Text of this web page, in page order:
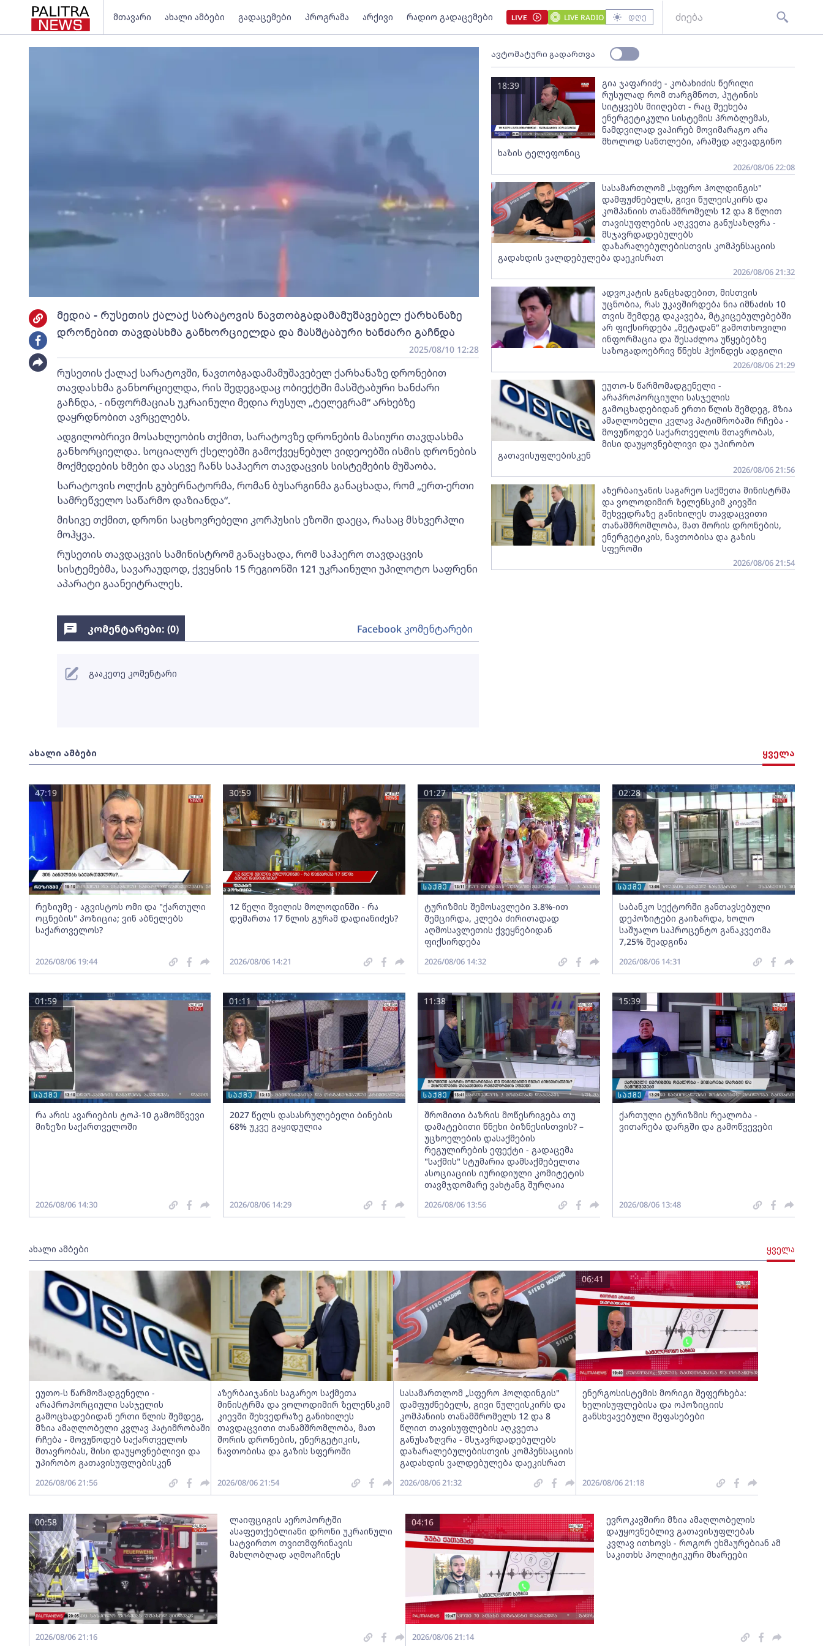
მთავარი ახალი ამბები გადაცემები პროგრამა არქივი რადიო გადაცემები LIVE LIVE RADIO დღე
მედია - რუსეთის ქალაქ სარატოვის ნავთობგადამამუშავებელ ქარხანაზე
დრონებით თავდასხმა განხორციელდა და მასშტაბური ხანძარი გაჩნდა
2025/08/10 12:28
რუსეთის ქალაქ სარატოვში, ნავთობგადამამუშავებელ ქარხანაზე დრონებით
თავდასხმა განხორციელდა, რის შედეგადაც ობიექტში მასშტაბური ხანძარი
გაჩნდა, - ინფორმაციას უკრაინული მედია რუსულ „ტელეგრამ“ არხებზე
დაყრდნობით ავრცელებს.
ადგილობრივი მოსახლეობის თქმით, სარატოვზე დრონების მასიური თავდასხმა
განხორციელდა. სოციალურ ქსელებში გამოქვეყნებულ ვიდეოებში ისმის დრონების
მოქმედების ხმები და ასევე ჩანს საჰაერო თავდაცვის სისტემების მუშაობა.
სარატოვის ოლქის გუბერნატორმა, რომან ბუსარგინმა განაცხადა, რომ „ერთ-ერთი
სამრეწველო საწარმო დაზიანდა“.
მისივე თქმით, დრონი საცხოვრებელი კორპუსის ეზოში დაეცა, რასაც მსხვერპლი
მოჰყვა.
რუსეთის თავდაცვის სამინისტრომ განაცხადა, რომ საჰაერო თავდაცვის
სისტემებმა, სავარაუდოდ, ქვეყნის 15 რეგიონში 121 უკრაინული უპილოტო საფრენი
აპარატი გაანეიტრალეს.
ავტომატური გადართვა
გია ჯაფარიძე - კობახიძის წერილი
რუსულად რომ თარგმნოთ, პუტინის
სიტყვებს მიიღებთ - რაც შეეხება
ენერგეტიკული სისტემის პრობლემას,
ნამდვილად ვაპირებ მოვიმარაგო არა
მხოლოდ სანთლები, არამედ აღვადგინო
ხაზის ტელეფონიც
18:39
2026/08/06 22:08
სასამართლომ „სფერო ჰოლდინგის"
დამფუძნებელს, გივი წულეისკირს და
კომპანიის თანამშრომელს 12 და 8 წლით
თავისუფლების აღკვეთა განუსაზღვრა -
მსჯავრდადებულებს
დაზარალებულებისთვის კომპენსაციის
გადახდის ვალდებულება დაეკისრათ
2026/08/06 21:32
ადვოკატის განცხადებით, მისთვის
უცნობია, რას უკავშირდება ნია იმნაძის 10
თვის შემდეგ დაკავება, მტკიცებულებებში
არ ფიქსირდება „მეტადან“ გამოთხოვილი
ინფორმაცია და შესაძლოა უწყებებზე
საზოგადოებრივ წნეხს ჰქონდეს ადგილი
2026/08/06 21:29
ეუთო-ს წარმომადგენელი -
არაპროპორციული სასჯელის
გამოცხადებიდან ერთი წლის შემდეგ, მზია
ამაღლობელი კვლავ პატიმრობაში რჩება -
მოვუწოდებ საქართველოს მთავრობას,
მისი დაუყოვნებლივი და უპირობო
გათავისუფლებისკენ
2026/08/06 21:56
აზერბაიჯანის საგარეო საქმეთა მინისტრმა
და ვოლოდიმირ ზელენსკიმ კიევში
შეხვედრაზე განიხილეს თავდაცვითი
თანამშრომლობა, მათ შორის დრონების,
ენერგეტიკის, ნავთობისა და გაზის
სფეროში
2026/08/06 21:54
ახალი ამბები ყველა
რეზიუმე - აგვისტოს ომი და "ქართული
ოცნების" პოზიცია; ვინ აბნელებს
საქართველოს?
47:19
2026/08/06 19:44
12 წელი შვილის მოლოდინში - რა
დემართა 17 წლის გურამ დადიანიძეს?
30:59
2026/08/06 14:21
ტურიზმის შემოსავლები 3.8%-ით
შემცირდა, კლება ძირითადად
აღმოსავლეთის ქვეყნებიდან
ფიქსირდება
01:27
2026/08/06 14:32
საბანკო სექტორში განთავსებული
დეპოზიტები გაიზარდა, ხოლო
საშუალო საპროცენტო განაკვეთმა
7,25% შეადგინა
02:28
2026/08/06 14:31
რა არის ავარიების ტოპ-10 გამომწვევი
მიზეზი საქართველოში
01:59
2026/08/06 14:30
2027 წელს დასასრულებელი ბინების
68% უკვე გაყიდულია
01:11
2026/08/06 14:29
შრომითი ბაზრის მოწესრიგება თუ
დამატებითი წნეხი ბიზნესისთვის? –
უცხოელების დასაქმების
რეგულირების ეფექტი - გადაცემა
"საქმის" სტუმარია დამსაქმებელთა
ასოციაციის იურიდიული კომიტეტის
თავმჯდომარე ვახტანგ შურღაია
11:38
2026/08/06 13:56
ქართული ტურიზმის რეალობა -
ვითარება დარგში და გამოწვევები
15:39
2026/08/06 13:48
ახალი ამბები ყველა
ეუთო-ს წარმომადგენელი -
არაპროპორციული სასჯელის
გამოცხადებიდან ერთი წლის შემდეგ,
მზია ამაღლობელი კვლავ პატიმრობაში
რჩება - მოვუწოდებ საქართველოს
მთავრობას, მისი დაუყოვნებლივი და
უპირობო გათავისუფლებისკენ
2026/08/06 21:56
აზერბაიჯანის საგარეო საქმეთა
მინისტრმა და ვოლოდიმირ ზელენსკიმ
კიევში შეხვედრაზე განიხილეს
თავდაცვითი თანამშრომლობა, მათ
შორის დრონების, ენერგეტიკის,
ნავთობისა და გაზის სფეროში
2026/08/06 21:54
სასამართლომ „სფერო ჰოლდინგის"
დამფუძნებელს, გივი წულეისკირს და
კომპანიის თანამშრომელს 12 და 8
წლით თავისუფლების აღკვეთა
განუსაზღვრა - მსჯავრდადებულებს
დაზარალებულებისთვის კომპენსაციის
გადახდის ვალდებულება დაეკისრათ
2026/08/06 21:32
ენერგოსისტემის მორიგი შეფერხება:
ხელისუფლებისა და ოპოზიციის
განსხვავებული შეფასებები
06:41
2026/08/06 21:18
ლაიფციგის აეროპორტში
ასაფეთქებლიანი დრონი უკრაინული
სატვირთო თვითმფრინავის
მახლობლად აღმოაჩინეს
00:58
2026/08/06 21:16
ევროკავშირი მზია ამაღლობელის
დაუყოვნებლივ გათავისუფლებას
კვლავ ითხოვს - როგორ ეხმაურებიან ამ
საკითხს პოლიტიკური მხარეები
04:16
2026/08/06 21:14
კომენტარები: (0) Facebook კომენტარები
გააკეთე კომენტარი